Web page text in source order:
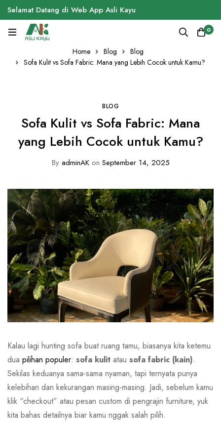
Selamat Datang di Web App Asli Kayu
0
Home Blog
Blog
Sofa Kulit vs Sofa Fabric: Mana yang Lebih Cocok untuk Kamu?
BLOG
Sofa Kulit vs Sofa Fabric: Mana
yang Lebih Cocok untuk Kamu?
ByadminAK on September 14, 2025
Kalau lagi hunting sofa buat ruang tamu, biasanya kita ketemu
dua pilihan populer: sofa kulit atau sofa fabric (kain).
Sekilas keduanya sama-sama nyaman, tapi ternyata punya
kelebihan dan kekurangan masing-masing. Jadi, sebelum kamu
klik “checkout” atau pesan custom di pengrajin furniture, yuk
kita bahas detailnya biar kamu nggak salah pilih.